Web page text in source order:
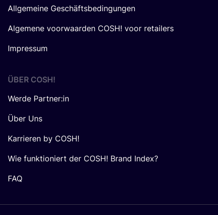
Allgemeine Geschäftsbedingungen
Algemene voorwaarden COSH! voor retailers
Impressum
ÜBER COSH!
Werde Partner:in
Über Uns
Karrieren by COSH!
Wie funktioniert der COSH! Brand Index?
FAQ